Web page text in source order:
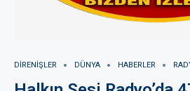
DIRENIŞLER DÜNYA HABERLER